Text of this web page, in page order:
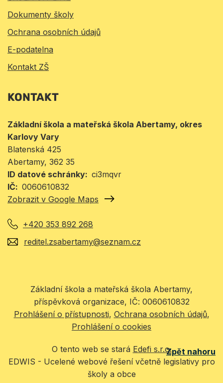
Dokumenty školy
Ochrana osobních údajů
E-podatelna
Kontakt ZŠ
KONTAKT
Základní škola a mateřská škola Abertamy, okres
Karlovy Vary
Blatenská 425
Abertamy, 362 35
ID datové schránky
ci3mqvr
IČ
0060610832
Zobrazit v Google Maps
+420 353 892 268
reditel.zsabertamy@seznam.cz
Základní škola a mateřská škola Abertamy,
příspěvková organizace, IČ: 0060610832
Prohlášení o přístupnosti Ochrana osobních údajů
Prohlášení o cookies
O tento web se stará Edefi s.r.o.
EDWIS - Ucelené webové řešení včetně legislativy pro
školy a obce
Zpět nahoru